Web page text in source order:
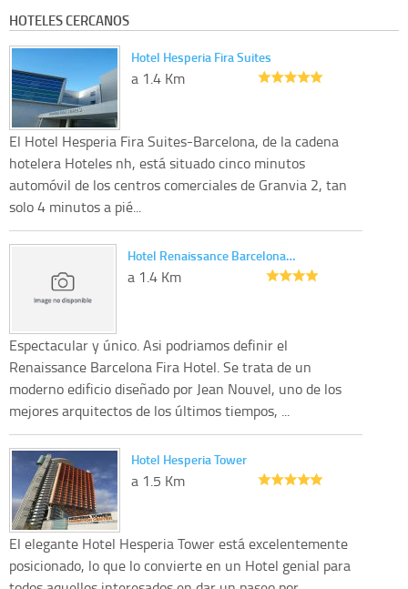
HOTELES CERCANOS
Hotel Hesperia Fira Suites
a 1.4 Km
El Hotel Hesperia Fira Suites-Barcelona, de la cadena
hotelera Hoteles nh, está situado cinco minutos
automóvil de los centros comerciales de Granvia 2, tan
solo 4 minutos a pié...
Hotel Renaissance Barcelona…
a 1.4 Km
Espectacular y único. Asi podriamos definir el
Renaissance Barcelona Fira Hotel. Se trata de un
moderno edificio diseñado por Jean Nouvel, uno de los
mejores arquitectos de los últimos tiempos, ...
Hotel Hesperia Tower
a 1.5 Km
El elegante Hotel Hesperia Tower está excelentemente
posicionado, lo que lo convierte en un Hotel genial para